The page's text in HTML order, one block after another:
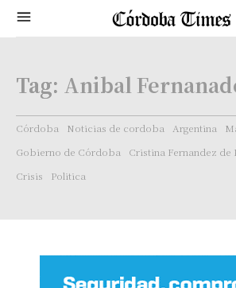
Tag: Anibal
Córdoba Noticias de cordoba Argentina
Gobierno de Córdoba
Cristina Fernandez de
Crisis
Politica